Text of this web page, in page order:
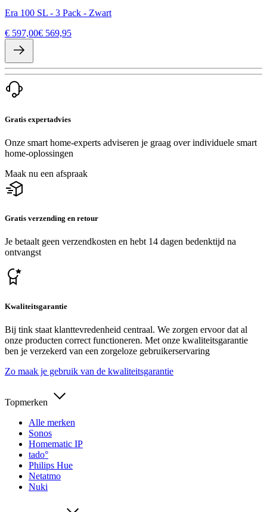
Era 100 SL - 3 Pack - Zwart
€ 597,00€ 569,95
Gratis expertadvies
Onze smart home-experts adviseren je graag over individuele smart
home-oplossingen
Maak nu een afspraak
Gratis verzending en retour
Je betaalt geen verzendkosten en hebt 14 dagen bedenktijd na
ontvangst
Kwaliteitsgarantie
Bij tink staat klanttevredenheid centraal. We zorgen ervoor dat al
onze producten correct functioneren. Met onze kwaliteitsgarantie
ben je verzekerd van een zorgeloze gebruikerservaring
Zo maak je gebruik van de kwaliteitsgarantie
Topmerken
Alle merken
Sonos
Homematic IP
tado°
Philips Hue
Netatmo
Nuki